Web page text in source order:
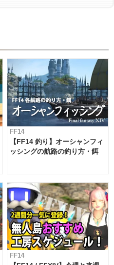
FF14
【FF14 釣り】オーシャンフィ
ッシングの航路の釣り方・餌
FF14